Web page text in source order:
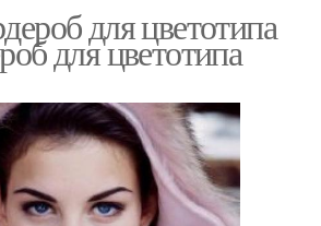
для цветотипа
для цветотипа